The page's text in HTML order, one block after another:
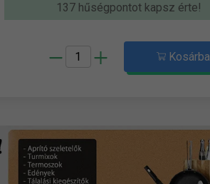
137 hűségpontot kapsz érte!
Kosárba